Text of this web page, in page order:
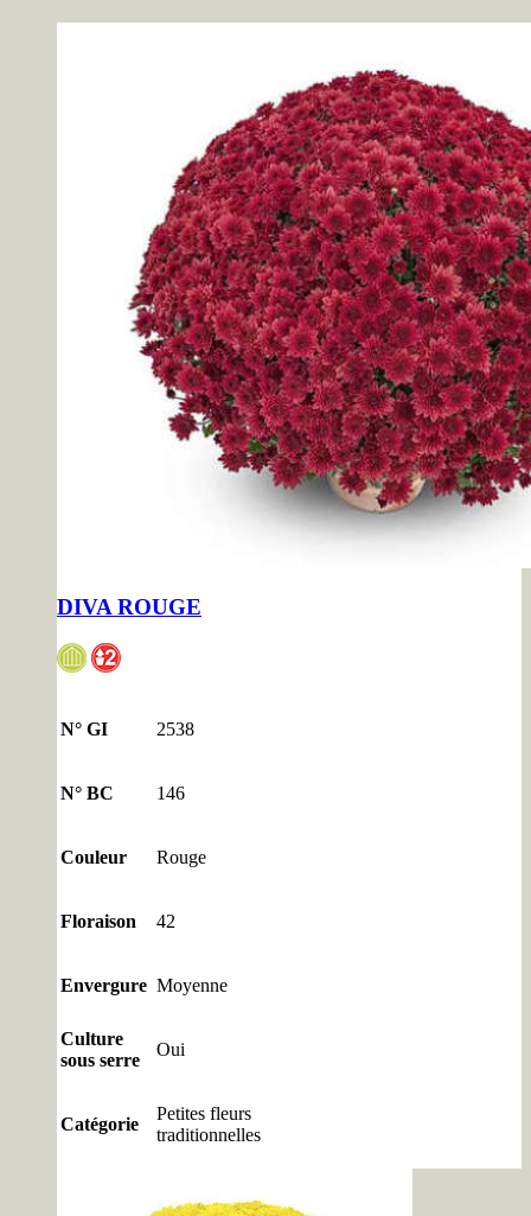
DIVA ROUGE
N° GI 2538
N° BC 146
Couleur Rouge
Floraison 42
Envergure Moyenne
Culture
sous serre
Oui
Catégorie
Petites fleurs
traditionnelles